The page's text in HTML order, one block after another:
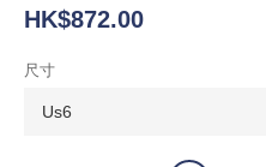
HK$872.00
尺寸